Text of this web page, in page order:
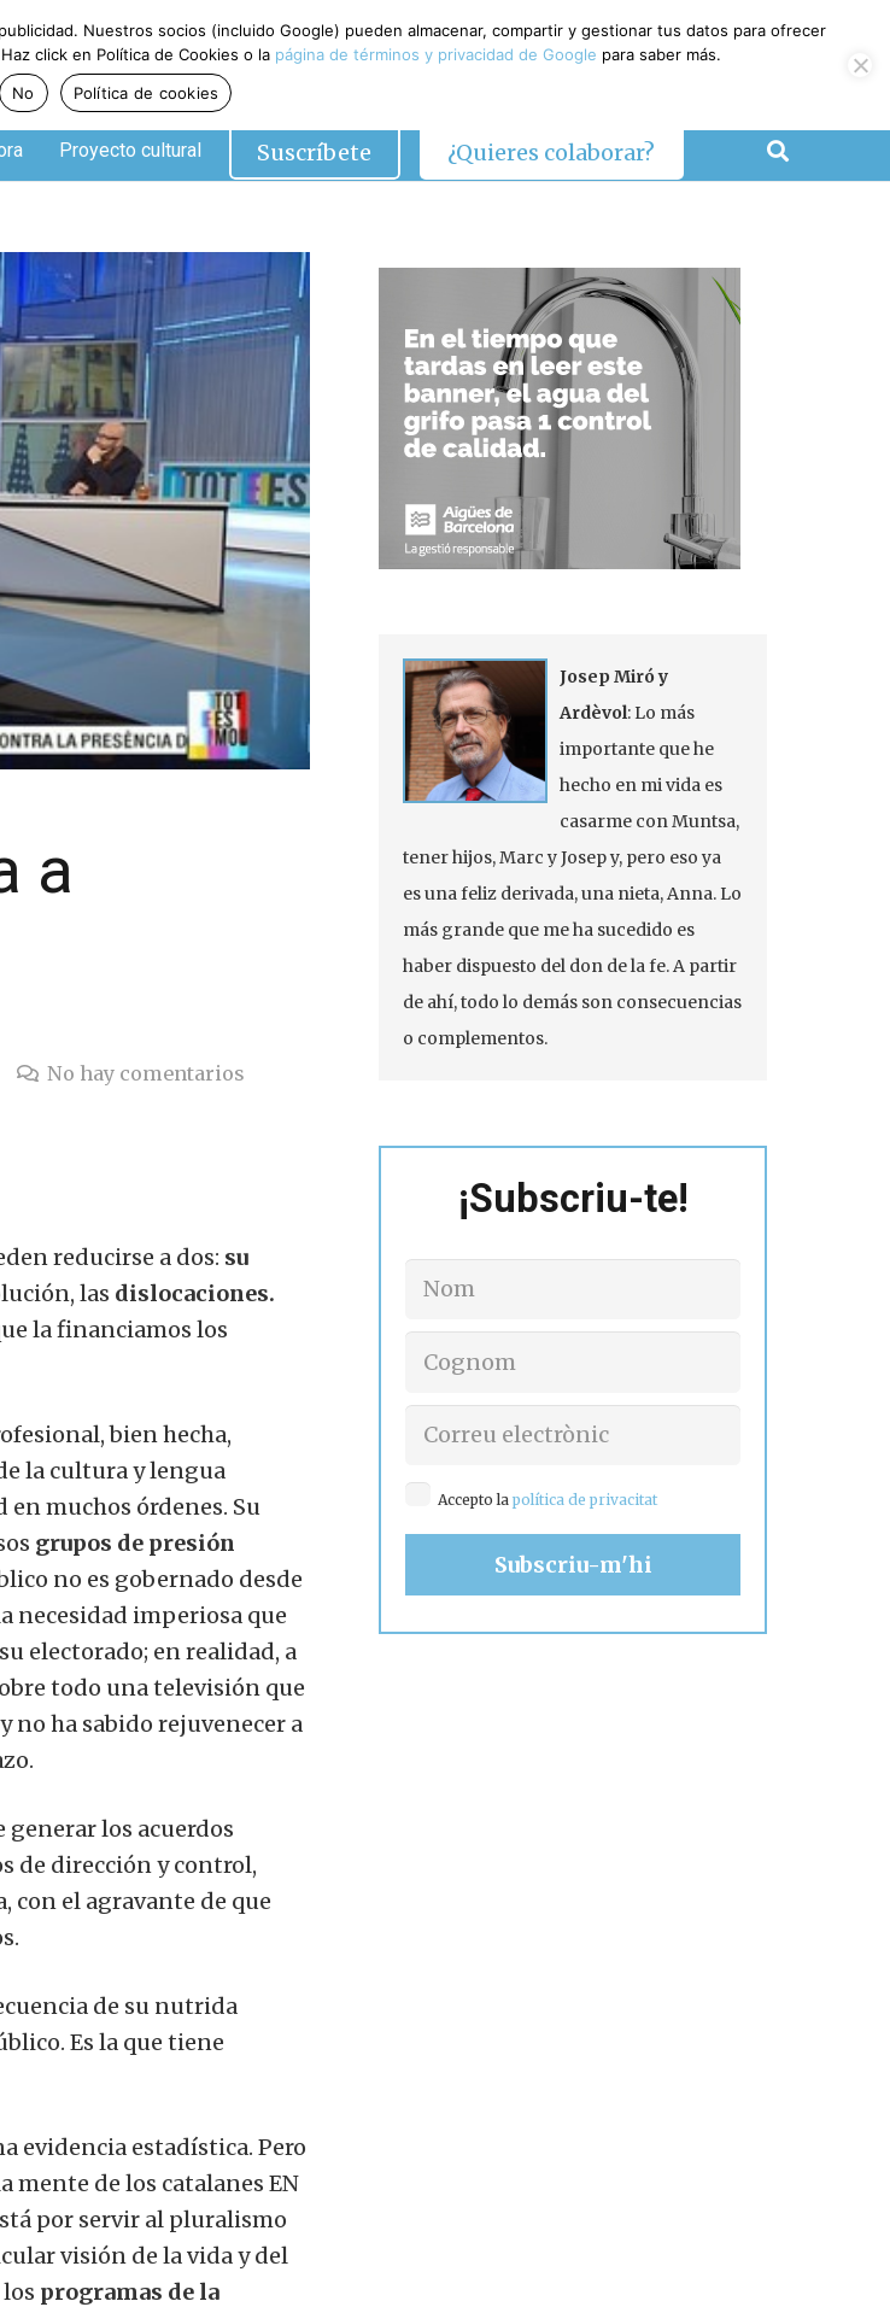
Proyecto cultural Suscríbete ¿Quieres colaborar?
a
No hay comentarios
reducirse a dos: su
las dislocaciones.
la financiamos los
bien hecha,
la cultura y lengua
muchos órdenes. Su
grupos de presión
no es gobernado desde
necesidad imperiosa que
electorado; en realidad, a
todo una televisión que
no ha sabido rejuvenecer a
generar los acuerdos
de dirección y control,
con el agravante de que
de su nutrida
Es la que tiene
evidencia estadística. Pero
mente de los catalanes EN
por servir al pluralismo
visión de la vida y del
programas de la
Josep Miró y
Ardèvol: Lo más
importante que he
hecho en mi vida es
casarme con Muntsa,
tener hijos, Marc y Josep y, pero eso ya
es una feliz derivada, una nieta, Anna. Lo
más grande que me ha sucedido es
haber dispuesto del don de la fe. A partir
de ahí, todo lo demás son consecuencias
o complementos.
¡Subscriu-te!
Accepto lapolítica de privacitat
Nuestros socios (incluido Google) pueden almacenar, compartir y gestionar tus datos para ofrecer
click en Política de Cookies o la página de términos y privacidad de Google para saber más.
No Política de cookies